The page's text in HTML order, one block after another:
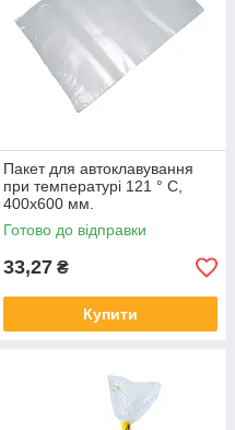
Пакет для автоклавування
при температурі 121 ° С,
400x600 мм.
Готово до відправки
33,27 ₴
Купити